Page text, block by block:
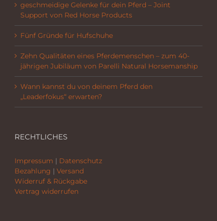
geschmeidige Gelenke für dein Pferd – Joint
Support von Red Horse Products
Fünf Gründe für Hufschuhe
Zehn Qualitäten eines Pferdemenschen – zum 40-
jährigen Jubiläum von Parelli Natural Horsemanship
Wann kannst du von deinem Pferd den
„Leaderfokus“ erwarten?
RECHTLICHES
Impressum | Datenschutz
Bezahlung | Versand
Widerruf & Rückgabe
Vertrag widerrufen